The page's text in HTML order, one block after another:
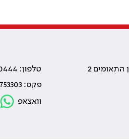
טלפון: 03-6100444
פקס: 03-5753303
וואצאפ